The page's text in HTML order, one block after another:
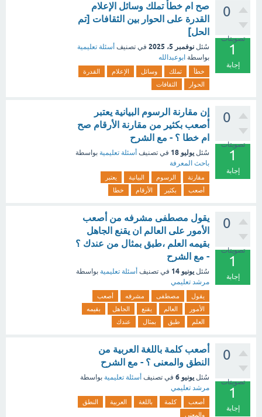
0
تصويتات
1
إجابة
صح ام خطأ تملك وسائل الإعلام
القدرة على الحوار بين الثقافات [تم
الحل]
سُئل نوفمبر 5، 2025 في تصنيف أسئلة تعليمية
بواسطة ابوعبدالله
خطأ تملك وسائل الإعلام
القدرة
الحوار
الثقافات
0
تصويتات
1
إجابة
إن مقارنة الرسوم البيانية يعتبر
أصعب بكثير من مقارنة الأرقام صح
ام خطا ؟ - مع الشرح
سُئل يوليو 18 في تصنيف أسئلة تعليمية بواسطة
باحث المعرفة
مقارنة الرسوم البيانية
يعتبر
أصعب
بكثير الأرقام خطا
0
تصويتات
1
إجابة
يقول مصطفى مشرفه من أصعب
الأمور على العالم ان يقنع الجاهل
بقيمه العلم ،طبق بمثال من عندك ؟
- مع الشرح
سُئل يونيو 14 في تصنيف أسئلة تعليمية بواسطة
مرشد تعليمي
يقول مصطفى مشرفه
أصعب
الأمور
العالم يقنع الجاهل
بقيمه
العلم
طبق بمثال عندك
0
تصويتات
1
إجابة
أصعب كلمة باللغة العربية من
النطق والمعنى ؟ - مع الشرح
سُئل يونيو 6 في تصنيف أسئلة تعليمية بواسطة
مرشد تعليمي
أصعب كلمة باللغة العربية
النطق
والمعنى